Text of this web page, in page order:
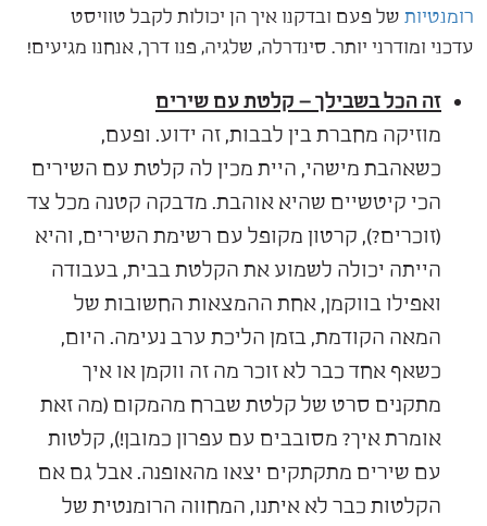
רומנטיות של פעם ובדקנו איך הן יכולות לקבל טוויסט
עדכני ומודרני יותר. סינדרלה, שלגיה, פנו דרך, אנחנו מגיעים!
זה הכל בשבילך – קלטת עם שירים
מוזיקה מחברת בין לבבות, זה ידוע. ופעם,
כשאהבת מישהי, היית מכין לה קלטת עם השירים
הכי קיטשיים שהיא אוהבת. מדבקה קטנה מכל צד
(זוכרים?), קרטון מקופל עם רשימת השירים, והיא
הייתה יכולה לשמוע את הקלטת בבית, בעבודה
ואפילו בווקמן, אחת ההמצאות החשובות של
המאה הקודמת, בזמן הליכת ערב נעימה. היום,
כשאף אחד כבר לא זוכר מה זה ווקמן או איך
מתקנים סרט של קלטת שברח מהמקום (מה זאת
אומרת איך? מסובבים עם עפרון כמובן!), קלטות
עם שירים מתקתקים יצאו מהאופנה. אבל גם אם
הקלטות כבר לא איתנו, המחווה הרומנטית של